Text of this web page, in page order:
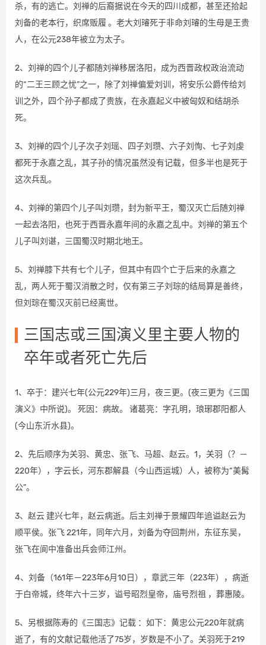
杀，有的逃亡。刘禅的后裔据说在今天的四川成都，甚至还拾起
刘备的老本行，织席贩履 。老大刘璿死于非命刘璿的生母是王贵
人，在公元238年被立为太子。
2、刘禅的四个儿子都随刘禅移居洛阳，成为西晋政权政治流动
的“二王三顾之忧”之一，除了刘禅偏爱刘训，将安乐公爵传给刘
训之外，四个孙子都成了贵族，在永嘉起义中被匈奴和结胡杀
死。
3、刘禅的四个儿子次子刘瑶、四子刘瓒、六子刘恂、七子刘虔
都死于永嘉之乱，其子孙的情况虽然没有记载，但多半也是死于
这次兵乱。
4、刘禅的第四个儿子叫刘瓒，封为新平王，蜀汉灭亡后随刘禅
一起去洛阳，也死于西晋永嘉年间的永嘉之乱中。刘禅的第五个
儿子叫刘谌，三国蜀汉时期北地王。
5、刘禅膝下共有七个儿子，但其中有四个亡于后来的永嘉之
乱，两人死于蜀汉消散之时，仅有第三子刘琮的结局算是善终，
但刘琮在蜀汉灭前已经离世。
三国志或三国演义里主要人物的
卒年或者死亡先后
1、卒于：建兴七年(公元229年)三月，夜三更。(夜三更为《三国
演义》中所说)。 死因：病故。 诸葛亮：字孔明，琅琊郡阳都人
(今山东沂水县)。
2、先后顺序为关羽、黄忠、张飞、马超、赵云。1，关羽（？－
220年），字云长，河东郡解县（今山西运城）人，被称为“美髯
公”。
3、赵云 建兴七年，赵云病逝。后主刘禅于景耀四年追谥赵云为
顺平侯。张飞 221年，同年六月，刘备为夺回荆州，东征东吴，
张飞在阆中准备出兵会师江州。
4、刘备（161年－223年6月10日），章武三年（223年），病逝
于白帝城，终年六十三岁，谥号昭烈皇帝，庙号烈祖 ，葬惠陵。
5、另根据陈寿的《三国志》记载 ：如下：黄忠公元220年就病
逝了，有的文献记载他活了75岁，岁数是不小了。关羽死于219